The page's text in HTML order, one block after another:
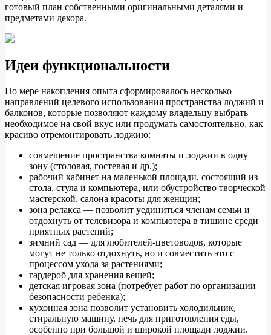
готовый план собственными оригинальными деталями и
предметами декора.
Идеи функциональности
По мере накопления опыта сформировалось несколько
направлений целевого использования пространства лоджий и
балконов, которые позволяют каждому владельцу выбрать
необходимое на свой вкус или продумать самостоятельно, как
красиво отремонтировать лоджию:
совмещение пространства комнаты и лоджии в одну
зону (столовая, гостевая и др.);
рабочий кабинет на маленькой площади, состоящий из
стола, стула и компьютера, или обустройство творческой
мастерской, салона красоты для женщин;
зона релакса — позволит уединиться членам семьи и
отдохнуть от телевизора и компьютера в тишине среди
приятных растений;
зимний сад — для любителей-цветоводов, которые
могут не только отдохнуть, но и совместить это с
процессом ухода за растениями;
гардероб для хранения вещей;
детская игровая зона (потребует работ по организации
безопасности ребенка);
кухонная зона позволит установить холодильник,
стиральную машину, печь для приготовления еды,
особенно при большой и широкой площади лоджии.